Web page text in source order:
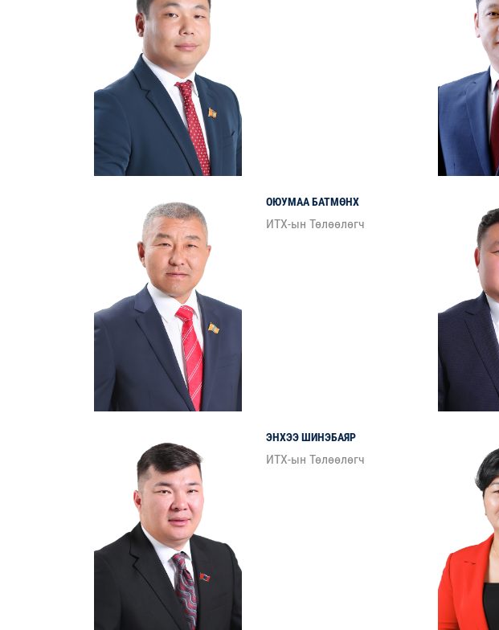
ОЮУМАА БАТМӨНХ
ИТХ-ын Төлөөлөгч
ЭНХЭЭ ШИНЭБАЯР
ИТХ-ын Төлөөлөгч